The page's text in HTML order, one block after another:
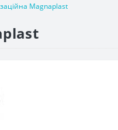
Magnaplast